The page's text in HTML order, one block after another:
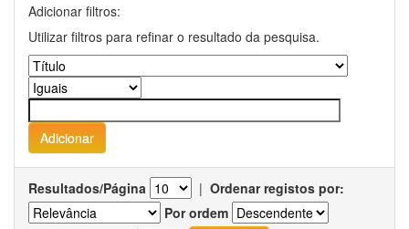
Adicionar filtros:
Utilizar filtros para refinar o resultado da pesquisa.
Resultados/Página | Ordenar registos por:
Por ordem